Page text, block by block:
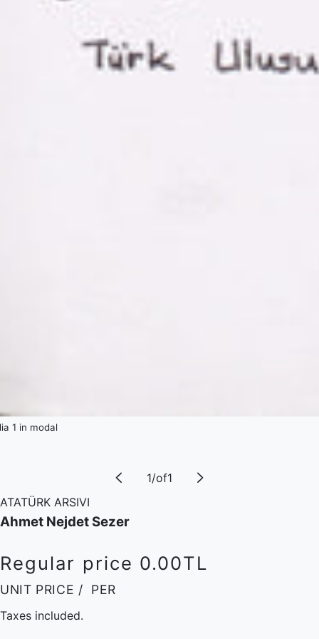
1 in modal
1/of1
ATATÜRK ARSIVI
Ahmet Nejdet Sezer
Regular price 0.00TL
UNIT PRICE / PER
Taxes included.